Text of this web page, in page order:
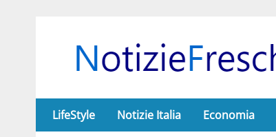
LifeStyle Notizie Italia Economia